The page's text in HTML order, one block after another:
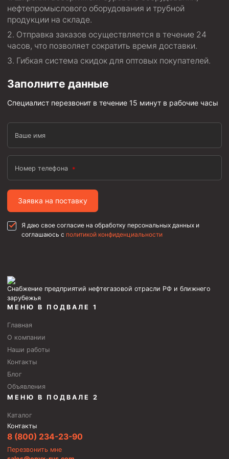
Пробки цементировочные
Центраторы колонные
Герметизаторы устьевые
Башмаки колонные
Инструмент для бурения и КРС (ловильный, аварийный)
Перья для резки кабеля
Шаблоны колонные
Перья гидромониторные
Пауки гидравлические
Пауки механические
Желонки
Ерши механические
Скреперы механические
Труболовки
Шламометаллоуловитель ШМУ
Обурочный комплекс ОК
заводным зубом
Фрезеры арбузообразные
Фрезеры стартово-оконные
Печати свинцовые
Калибраторы расширители
Фрезеры Барракуда
нефтепромыслового оборудования и трубной
продукции на складе.
Отправка заказов осуществляется в течение 24
часов, что позволяет сократить время доставки.
Гибкая система скидок для оптовых покупателей.
Заполните данные
Специалист перезвонит в течение 15 минут в рабочие часы
Ваше имя
Номер телефона
Заявка на поставку
Я даю свое согласие на обработку персональных данных и
соглашаюсь с политикой конфиденциальности
Снабжение предприятий нефтегазовой отрасли РФ и ближнего
зарубежья
МЕНЮ В ПОДВАЛЕ 1
Главная
О компании
Наши работы
Контакты
Блог
Объявления
МЕНЮ В ПОДВАЛЕ 2
Каталог
Контакты
8 (800) 234-23-90
Перезвонить мне